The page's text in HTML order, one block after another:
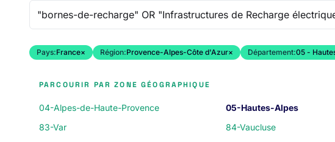
Pays:France× Région:Provence-Alpes-Côte d'Azur× Département:05 -
PARCOURIR PAR ZONE GÉOGRAPHIQUE
04-Alpes-de-Haute-Provence 05-Hautes-Alpes
83-Var
84-Vaucluse